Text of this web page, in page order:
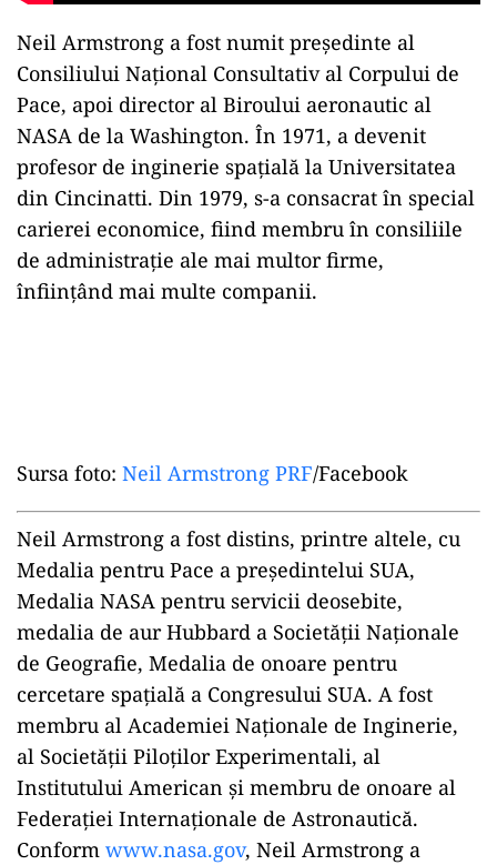
Neil Armstrong a fost numit preşedinte al
Consiliului Naţional Consultativ al Corpului de
Pace, apoi director al Biroului aeronautic al
NASA de la Washington. În 1971, a devenit
profesor de inginerie spaţială la Universitatea
din Cincinatti. Din 1979, s-a consacrat în special
carierei economice, fiind membru în consiliile
de administraţie ale mai multor firme,
înfiinţând mai multe companii.
Sursa foto: Neil Armstrong PRF/Facebook
Neil Armstrong a fost distins, printre altele, cu
Medalia pentru Pace a preşedintelui SUA,
Medalia NASA pentru servicii deosebite,
medalia de aur Hubbard a Societăţii Naţionale
de Geografie, Medalia de onoare pentru
cercetare spaţială a Congresului SUA. A fost
membru al Academiei Naţionale de Inginerie,
al Societăţii Piloţilor Experimentali, al
Institutului American şi membru de onoare al
Federaţiei Internaţionale de Astronautică.
Conform www.nasa.gov, Neil Armstrong a